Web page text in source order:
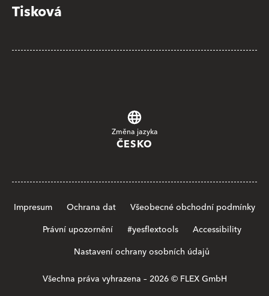
Tisková
Změna jazyka
ČESKO
Impresum Ochrana dat
Všeobecné obchodní podmínky
Právní upozornění
#yesflextools
Accessibility
Nastavení ochrany osobních údajů
Všechna práva vyhrazena – 2026 © FLEX GmbH